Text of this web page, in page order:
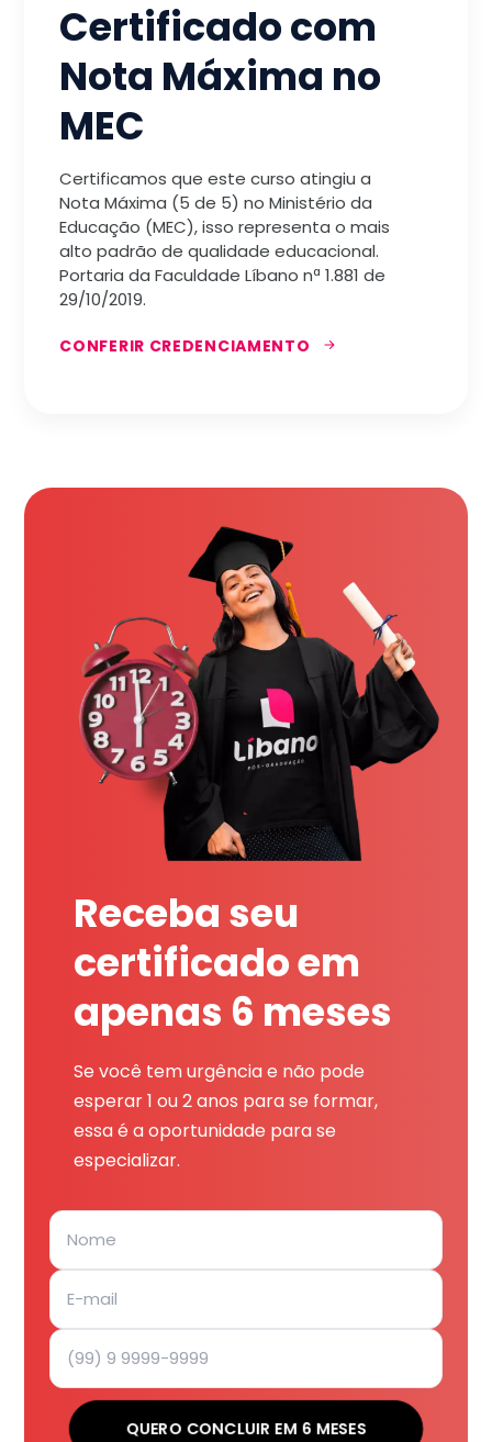
Certificado com
Nota Máxima no
MEC
Certificamos que este curso atingiu a
Nota Máxima (5 de 5) no Ministério da
Educação (MEC), isso representa o mais
alto padrão de qualidade educacional.
Portaria da Faculdade Líbano nª 1.881 de
29/10/2019.
CONFERIR CREDENCIAMENTO
Receba seu
certificado em
apenas 6 meses
Se você tem urgência e não pode
esperar 1 ou 2 anos para se formar,
essa é a oportunidade para se
especializar.
QUERO CONCLUIR EM 6 MESES